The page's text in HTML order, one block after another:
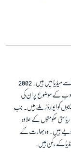
سہیل انجم نئی دہلی کے ایک سینئر صحافی ہیں۔ وہ 1985 سے میڈیا میں ہیں۔ 2002
ادب کے موضوع پر ان کی
کو ایوارڈز ملے ہیں۔ جب
حکومتوں کے علاوہ
دیے ہیں۔ وہ بھارت کے
کے رکن ہیں۔